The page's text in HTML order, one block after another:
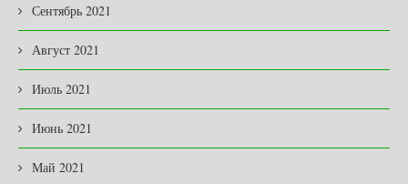
Сентябрь 2021
Август 2021
Июль 2021
Июнь 2021
Май 2021